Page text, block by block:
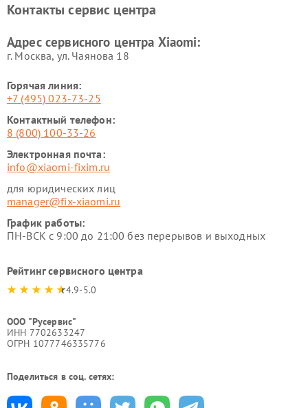
Ремонт стиральных машин
Ремонт смарт-часов Xiaomi
Контакты сервис центра
Адрес сервисного центра Xiaomi:
г. Москва, ул. Чаянова 18
Горячая линия:
+7 (495) 023-73-25
Контактный телефон:
8 (800) 100-33-26
Электронная почта:
info@xiaomi-fixim.ru
для юридических лиц
manager@fix-xiaomi.ru
График работы:
ПН-ВСК с 9:00 до 21:00 без перерывов и выходных
Рейтинг сервисного центра
4.9-5.0
ООО "Русервис"
ИНН 7702633247
ОГРН 1077746335776
Поделиться в соц. сетях: